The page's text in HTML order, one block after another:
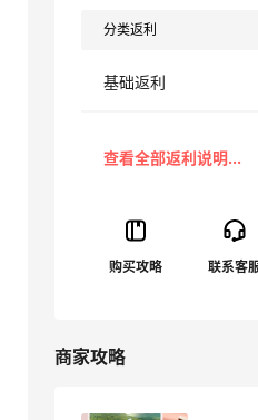
分类返利
基础返利
商家攻略